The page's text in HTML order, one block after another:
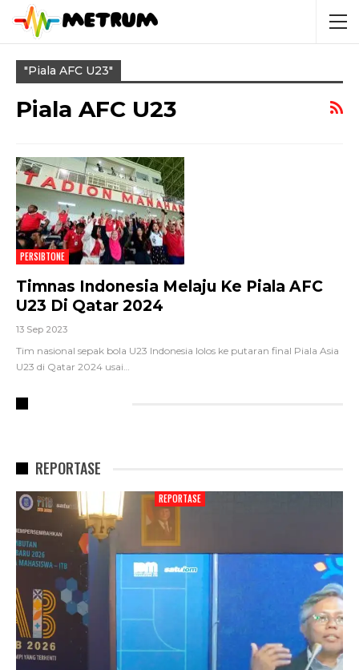
"Piala AFC U23"
Piala AFC U23
PERSIBTONE
Timnas Indonesia Melaju Ke Piala AFC
U23 Di Qatar 2024
13 Sep 2023
Tim nasional sepak bola U23 Indonesia lolos ke putaran final Piala Asia
U23 di Qatar 2024 usai…
REPORTASE
REPORTASE